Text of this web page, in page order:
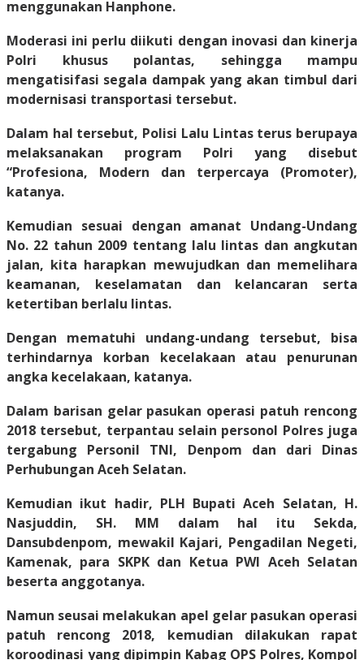
menggunakan Hanphone.
Moderasi ini perlu diikuti dengan inovasi dan kinerja
Polri khusus polantas, sehingga mampu
mengatisifasi segala dampak yang akan timbul dari
modernisasi transportasi tersebut.
Dalam hal tersebut, Polisi Lalu Lintas terus berupaya
melaksanakan program Polri yang disebut
“Profesiona, Modern dan terpercaya (Promoter),
katanya.
Kemudian sesuai dengan amanat Undang-Undang
No. 22 tahun 2009 tentang lalu lintas dan angkutan
jalan, kita harapkan mewujudkan dan memelihara
keamanan, keselamatan dan kelancaran serta
ketertiban berlalu lintas.
Dengan mematuhi undang-undang tersebut, bisa
terhindarnya korban kecelakaan atau penurunan
angka kecelakaan, katanya.
Dalam barisan gelar pasukan operasi patuh rencong
2018 tersebut, terpantau selain personol Polres juga
tergabung Personil TNI, Denpom dan dari Dinas
Perhubungan Aceh Selatan.
Kemudian ikut hadir, PLH Bupati Aceh Selatan, H.
Nasjuddin, SH. MM dalam hal itu Sekda,
Dansubdenpom, mewakil Kajari, Pengadilan Negeti,
Kamenak, para SKPK dan Ketua PWI Aceh Selatan
beserta anggotanya.
Namun seusai melakukan apel gelar pasukan operasi
patuh rencong 2018, kemudian dilakukan rapat
koroodinasi yang dipimpin Kabag OPS Polres, Kompol